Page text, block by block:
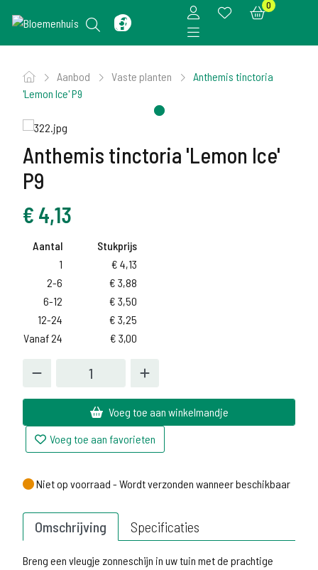
0
Aanbod Vaste planten
Anthemis tinctoria
'Lemon Ice' P9
Anthemis tinctoria 'Lemon Ice'
P9
€ 4,13
Aantal
Stukprijs
1
€ 4,13
2-6
€ 3,88
6-12
€ 3,50
12-24
€ 3,25
Vanaf 24
€ 3,00
Voeg toe aan winkelmandje
Voeg toe aan favorieten
Niet op voorraad - Wordt verzonden wanneer beschikbaar
Niet op voorraad - Wordt verzonden wanneer beschikbaar
Omschrijving Specificaties
Breng een vleugje zonneschijn in uw tuin met de prachtige